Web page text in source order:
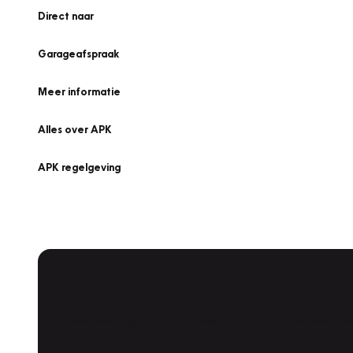
Direct naar
Garageafspraak
Meer informatie
Alles over APK
APK regelgeving